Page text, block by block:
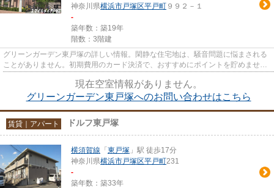
神奈川県横浜市戸塚区平戸町 ９９２－１
-
築年数：築19年
階数：3階建
グリーンガーデン東戸塚の詳しい情報。閑静な住宅地は、騒音問題に悩まされる
ことがありません。初期費用のカード決済で、おすすめにポイントを貯めません
現在空室情報がありません。
グリーンガーデン東戸塚へのお問い合わせはこちら
賃貸｜アパート ドルフ東戸塚
横須賀線 「 東戸塚 」駅 徒歩17分
神奈川県横浜市戸塚区平戸町231
-
築年数：築33年